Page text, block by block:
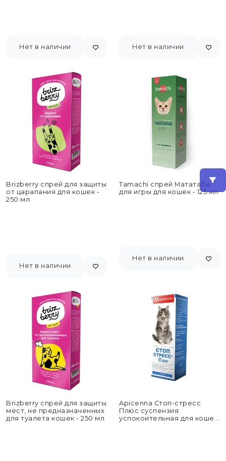
Нет в наличии Нет в наличии
Brizberry спрей для защиты
от царапания для кошек -
250 мл
Нет в наличии
Tamachi спрей Мататаби
для игры для кошек - 125 мл
Нет в наличии
Brizberry спрей для защиты
мест, не предназначенных
для туалета кошек - 250 мл
Apicenna Стоп-стресс
Плюс суспензия
успокоительная для кошек